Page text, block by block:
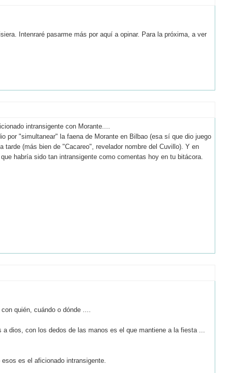
Intenraré pasarme más por aquí a opinar. Para la próxima, a ver
intransigente con Morante....
por "simultanear" la faena de Morante en Bilbao (esa sí que dio juego
(más bien de "Cacareo", revelador nombre del Cuvillo). Y en
habría sido tan intransigente como comentas hoy en tu bitácora.
quién, cuándo o dónde ....
dios, con los dedos de las manos es el que mantiene a la fiesta ...
es el aficionado intransigente.